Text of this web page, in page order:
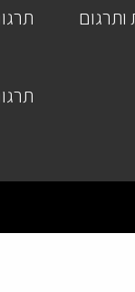
ותרגום